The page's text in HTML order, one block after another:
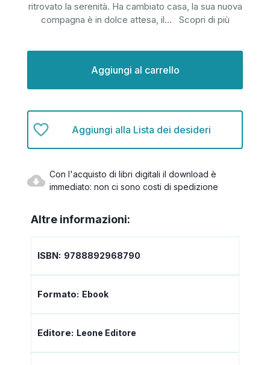
ritrovato la serenità. Ha cambiato casa, la sua nuova
compagna è in dolce attesa, il... Scopri di più
Aggiungi alla Lista dei desideri
Con l'acquisto di libri digitali il download è
immediato: non ci sono costi di spedizione
Altre informazioni:
ISBN: 9788892968790
Formato: Ebook
Editore: Leone Editore